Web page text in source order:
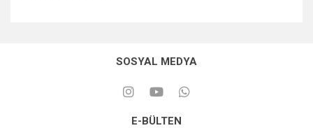
SOSYAL MEDYA
E-BÜLTEN